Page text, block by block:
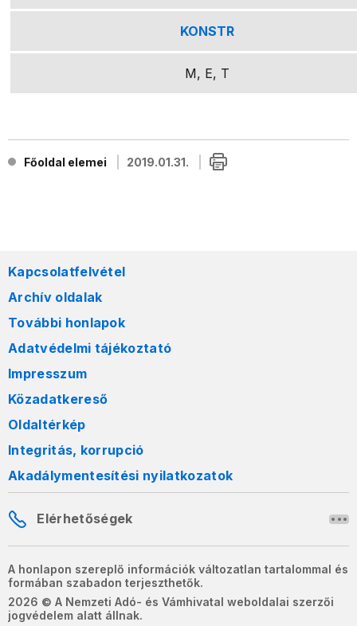
KONSTR
M, E, T
Főoldal elemei 2019.01.31.
Kapcsolatfelvétel
Archív oldalak
További honlapok
Adatvédelmi tájékoztató
Impresszum
Közadatkereső
Oldaltérkép
Integritás, korrupció
Akadálymentesítési nyilatkozatok
Elérhetőségek
A honlapon szereplő információk változatlan tartalommal és
formában szabadon terjeszthetők.
2026 © A Nemzeti Adó- és Vámhivatal weboldalai szerzői
jogvédelem alatt állnak.